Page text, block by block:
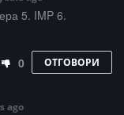
5. IMP 6.
0 ОТГОВОРИ
ago